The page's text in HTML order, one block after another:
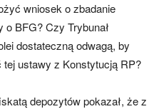
wniosek o zbadanie
BFG? Czy Trybunał
dostateczną odwagą, by
ustawy z Konstytucją RP?
depozytów pokazał, że z